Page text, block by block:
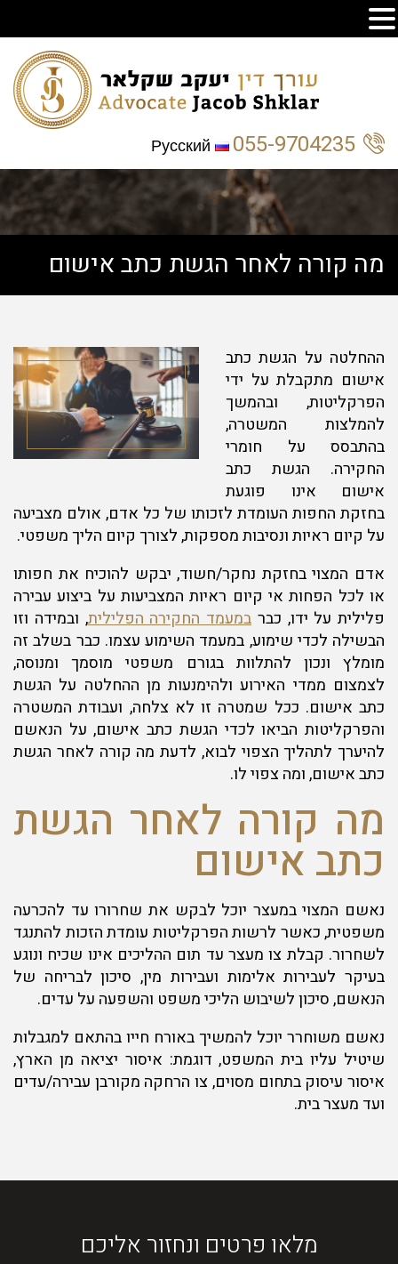
055-9704235
Русский
מה קורה לאחר הגשת כתב אישום
ההחלטה על הגשת כתב
אישום מתקבלת על ידי
הפרקליטות, ובהמשך
להמלצות המשטרה,
בהתבסס על חומרי
החקירה. הגשת כתב
אישום אינו פוגעת
בחזקת החפות העומדת לזכותו של כל אדם, אולם מצביעה
על קיום ראיות ונסיבות מספקות, לצורך קיום הליך משפטי.
אדם המצוי בחזקת נחקר/חשוד, יבקש להוכיח את חפותו
או לכל הפחות אי קיום ראיות המצביעות על ביצוע עבירה
פלילית על ידו, כבר במעמד החקירה הפלילית, ובמידה וזו
הבשילה לכדי שימוע, במעמד השימוע עצמו. כבר בשלב זה
מומלץ ונכון להתלוות בגורם משפטי מוסמך ומנוסה,
לצמצום ממדי האירוע ולהימנעות מן ההחלטה על הגשת
כתב אישום. ככל שמטרה זו לא צלחה, ועבודת המשטרה
והפרקליטות הביאו לכדי הגשת כתב אישום, על הנאשם
להיערך לתהליך הצפוי לבוא, לדעת מה קורה לאחר הגשת
כתב אישום, ומה צפוי לו.
מה קורה לאחר הגשת
כתב אישום
נאשם המצוי במעצר יוכל לבקש את שחרורו עד להכרעה
משפטית, כאשר לרשות הפרקליטות עומדת הזכות להתנגד
לשחרור. קבלת צו מעצר עד תום ההליכים אינו שכיח ונוגע
בעיקר לעבירות אלימות ועבירות מין, סיכון לבריחה של
הנאשם, סיכון לשיבוש הליכי משפט והשפעה על עדים.
נאשם משוחרר יוכל להמשיך באורח חייו בהתאם למגבלות
שיטיל עליו בית המשפט, דוגמת: איסור יציאה מן הארץ,
איסור עיסוק בתחום מסוים, צו הרחקה מקורבן עבירה/עדים
ועד מעצר בית.
מלאו פרטים ונחזור אליכם